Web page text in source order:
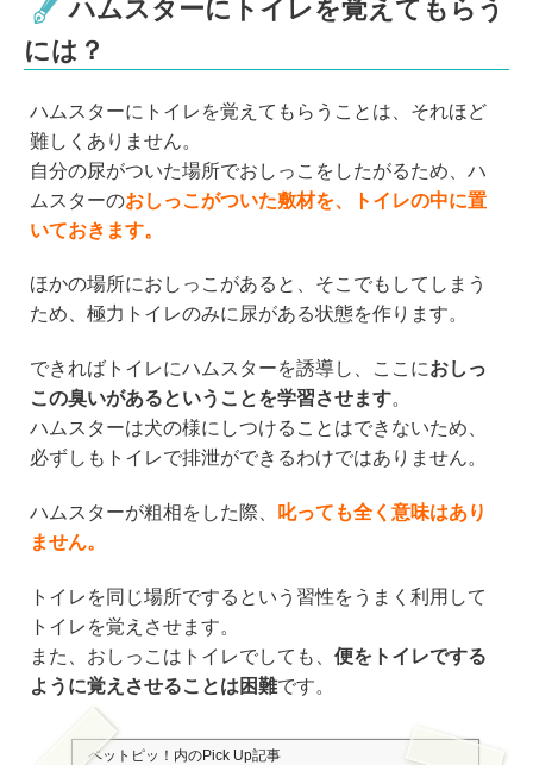
ハムスターにトイレを覚えてもらう
には？
ハムスターにトイレを覚えてもらうことは、それほど
難しくありません。
自分の尿がついた場所でおしっこをしたがるため、ハ
ムスターのおしっこがついた敷材を、トイレの中に置
いておきます。
ほかの場所におしっこがあると、そこでもしてしまう
ため、極力トイレのみに尿がある状態を作ります。
できればトイレにハムスターを誘導し、ここにおしっ
この臭いがあるということを学習させます。
ハムスターは犬の様にしつけることはできないため、
必ずしもトイレで排泄ができるわけではありません。
ハムスターが粗相をした際、
叱っても全く意味はあり
ません。
トイレを同じ場所でするという習性をうまく利用して
トイレを覚えさせます。
また、おしっこはトイレでしても、 便をトイレでする
ように覚えさせることは困難です。
ペットピッ！ 内のPick Up記事